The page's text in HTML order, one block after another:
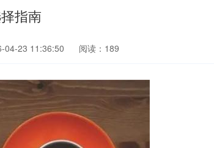
指南
04-23 11:36:50 阅读：189